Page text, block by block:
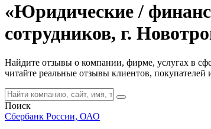
«Юридические /
сотрудников, г.
Найдите отзывы о компании, фирме, услугах в
читайте реальные отзывы клиентов,
Поиск
Сбербанк России, ОАО